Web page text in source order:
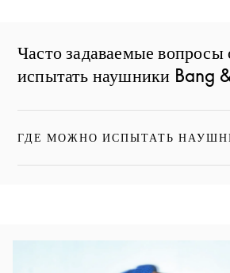
Часто задаваемые вопросы
испытать наушники Bang
ГДЕ МОЖНО ИСПЫТАТЬ
НАЖМИТЕ, ЧТОБЫ